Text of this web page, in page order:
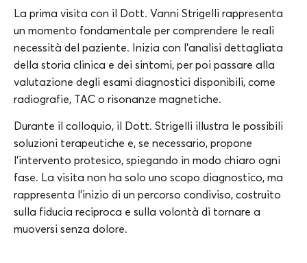
La prima visita con il Dott. Vanni Strigelli rappresenta
un momento fondamentale per comprendere le reali
necessità del paziente. Inizia con l’analisi dettagliata
della storia clinica e dei sintomi, per poi passare alla
valutazione degli esami diagnostici disponibili, come
radiografie, TAC o risonanze magnetiche.
Durante il colloquio, il Dott. Strigelli illustra le possibili
soluzioni terapeutiche e, se necessario, propone
l’intervento protesico, spiegando in modo chiaro ogni
fase. La visita non ha solo uno scopo diagnostico, ma
rappresenta l’inizio di un percorso condiviso, costruito
sulla fiducia reciproca e sulla volontà di tornare a
muoversi senza dolore.